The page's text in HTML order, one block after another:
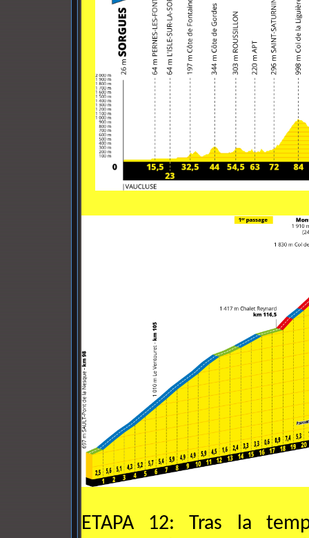
ETAPA 12: Tras la